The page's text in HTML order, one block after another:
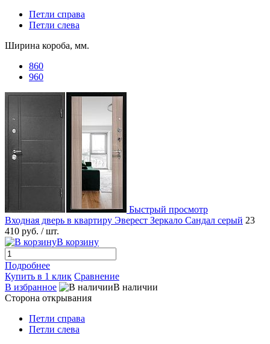
Петли справа
Петли слева
Ширина короба, мм.
860
960
Быстрый просмотр
Входная дверь в квартиру Эверест Зеркало Сандал серый 23
410 руб. / шт.
В корзину
Подробнее
Купить в 1 клик Сравнение
В избранное
В наличии
Сторона открывания
Петли справа
Петли слева